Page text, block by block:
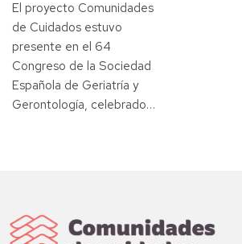
El proyecto Comunidades
de Cuidados estuvo
presente en el 64
Congreso de la Sociedad
Española de Geriatría y
Gerontología, celebrado…